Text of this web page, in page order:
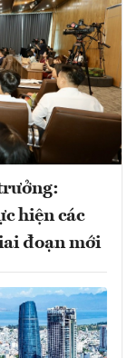
hiện các
đoạn mới